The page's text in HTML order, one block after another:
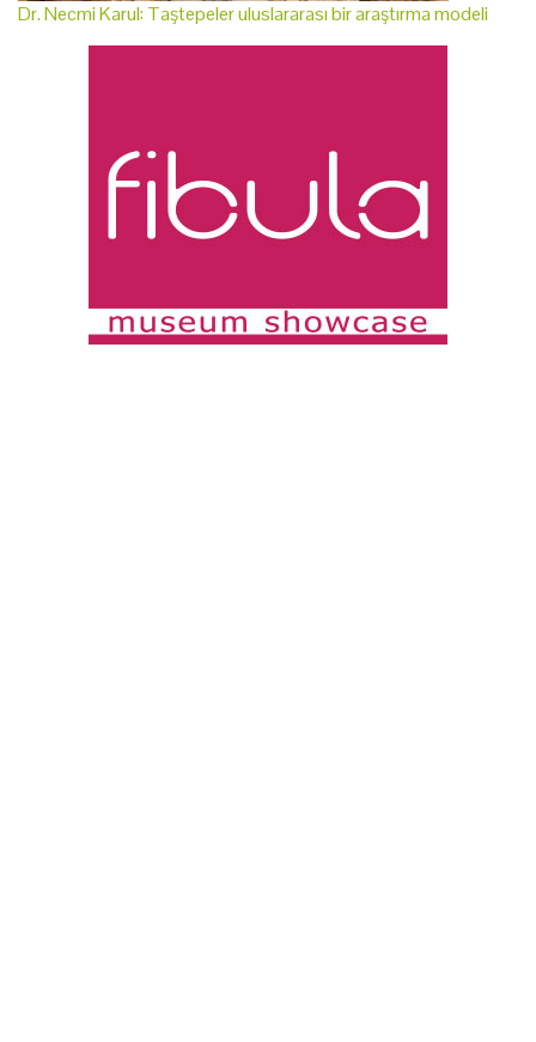
Dr. Necmi Karul: Taştepeler uluslararası bir araştırma modeli